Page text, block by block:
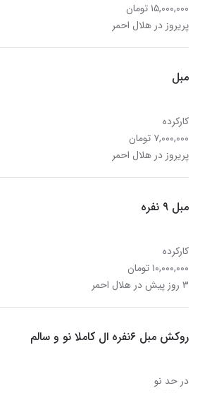
۱۵,۰۰۰,۰۰۰ تومان
پریروز در هلال احمر
مبل
کارکرده
۷,۰۰۰,۰۰۰ تومان
پریروز در هلال احمر
مبل ۹ نفره
کارکرده
۱۰,۰۰۰,۰۰۰ تومان
۳ روز پیش در هلال احمر
روکش مبل ۶نفره ال کاملا نو و سالم
در حد نو